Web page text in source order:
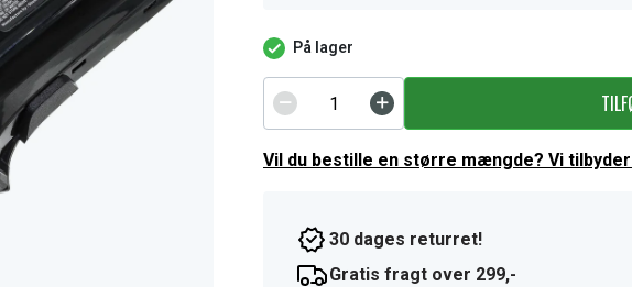
På lager
Vil du bestille en større mængde? Vi
30 dages returret!
Gratis fragt over 299,-